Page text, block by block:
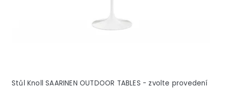
Stůl Knoll SAARINEN OUTDOOR TABLES - zvolte provedení